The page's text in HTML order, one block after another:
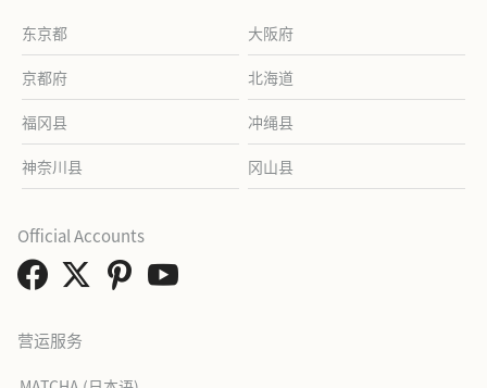
东京都 大阪府
京都府 北海道
福冈县 冲绳县
神奈川县 冈山县
营运服务
Official Accounts